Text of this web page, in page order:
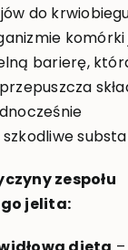
do
komórki
barierę,
zespołu
jelita: